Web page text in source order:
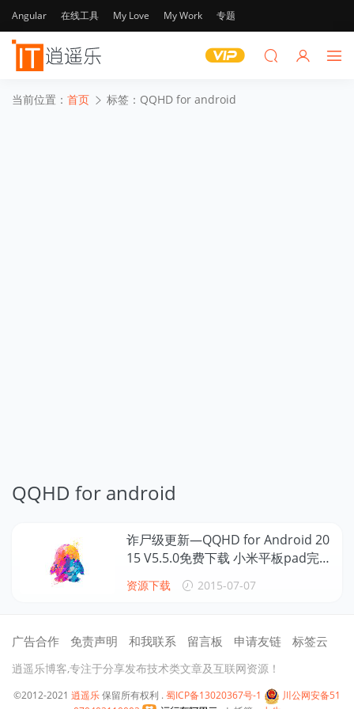
Angular 在线工具 My Love My Work 专题
当前位置： 首页 标签：QQHD for android
QQHD for android
诈尸级更新—QQHD for Android 20
15 V5.5.0免费下载 小米平板pad完美
可用
资源下载 2015-07-07
广告合作 免责声明 和我联系 留言板 申请友链 标签云
逍遥乐博客,专注于分享发布技术类文章及互联网资源！
©2012-2021 逍遥乐保留所有权利 . 蜀ICP备13020367号-1
川公网安备51